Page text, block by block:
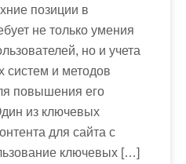
позиции в
не только умения
но и учета
систем и методов
повышения его
из ключевых
для сайта с
ключевых […]